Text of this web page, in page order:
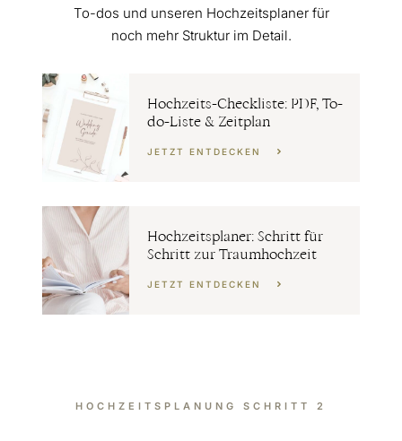
To-dos und unseren Hochzeitsplaner für
noch mehr Struktur im Detail.
Hochzeits-Checkliste: PDF, To-
do-Liste & Zeitplan
JETZT ENTDECKEN
Hochzeitsplaner: Schritt für
Schritt zur Traumhochzeit
JETZT ENTDECKEN
HOCHZEITSPLANUNG SCHRITT 2